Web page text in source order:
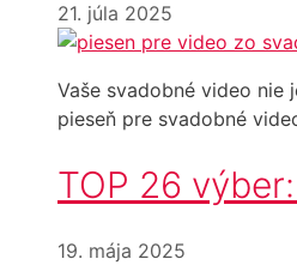
21. júla 2025
Vaše svadobné video nie
pieseň pre svadobné
TOP 26
19. mája 2025